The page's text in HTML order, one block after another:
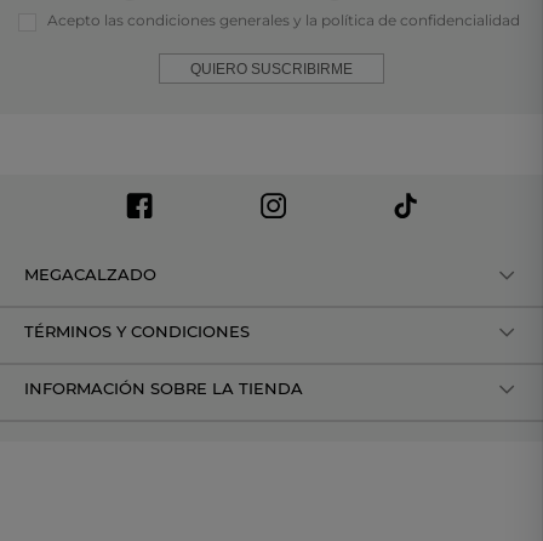
Acepto las condiciones generales y la política de confidencialidad
QUIERO SUSCRIBIRME
MEGACALZADO
TÉRMINOS Y CONDICIONES
INFORMACIÓN SOBRE LA TIENDA